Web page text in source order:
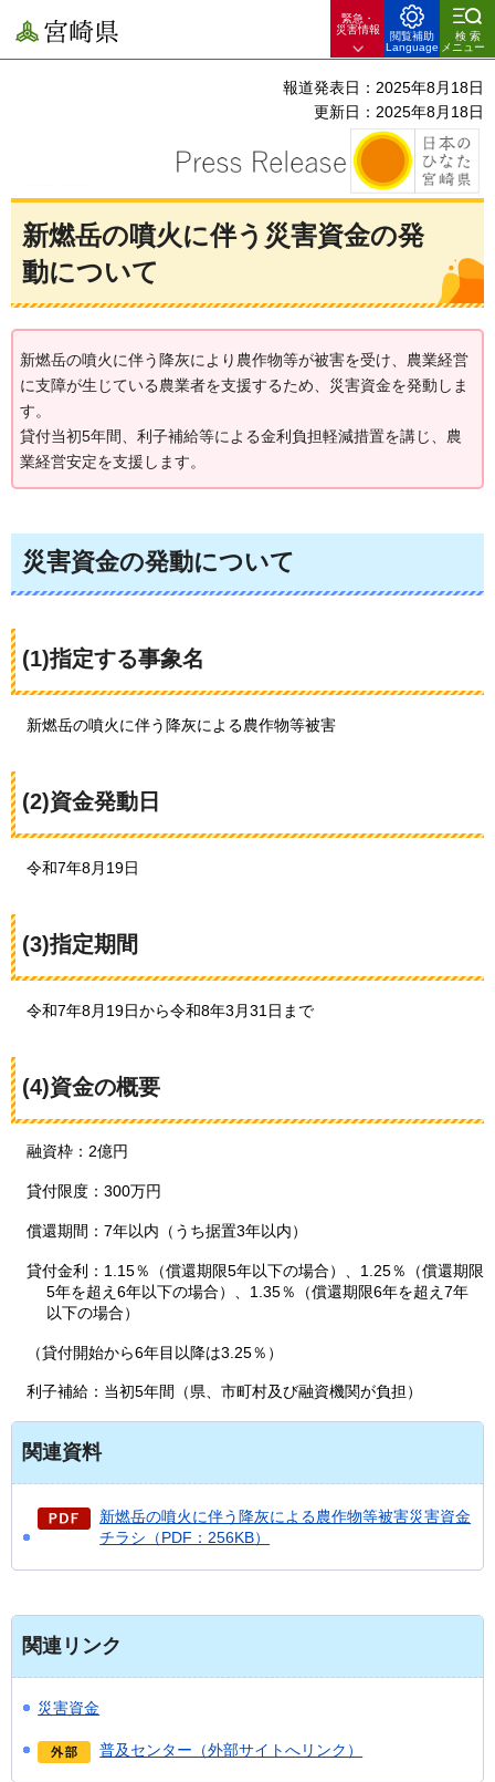
宮崎県
緊急・
災害情報
閲覧補助
Language
検索
メニュー
報道発表日：2025年8月18日
更新日：2025年8月18日
新燃岳の噴火に伴う災害資金の発
動について
新燃岳の噴火に伴う降灰により農作物等が被害を受け、農業経営
に支障が生じている農業者を支援するため、災害資金を発動しま
す。
貸付当初5年間、利子補給等による金利負担軽減措置を講じ、農
業経営安定を支援します。
災害資金の発動について
(1)指定する事象名
新燃岳の噴火に伴う降灰による農作物等被害
(2)資金発動日
令和7年8月19日
(3)指定期間
令和7年8月19日から令和8年3月31日まで
(4)資金の概要
融資枠：2億円
貸付限度：300万円
償還期間：7年以内（うち据置3年以内）
貸付金利：1 .15％（償還期限5年以下の場合） 、1 .25％（償還期限
5年を超え6年以下の場合）
、1.35％（償還期限6年を超え7年
以下の場合）
（貸付開始から6年目以降は3.25％）
利子補給：当初5年間（県、市町村及び融資機関が負担）
関連資料
新燃岳の噴火に伴う降灰による農作物等被害災害資金
チラシ（PDF：256KB）
関連リンク
災害資金
普及センター（外部サイトへリンク）